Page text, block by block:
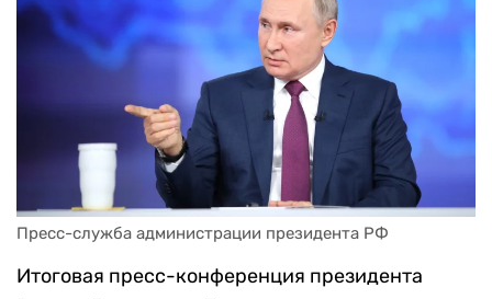
Пресс-служба администрации президента РФ
Итоговая пресс-конференция президента